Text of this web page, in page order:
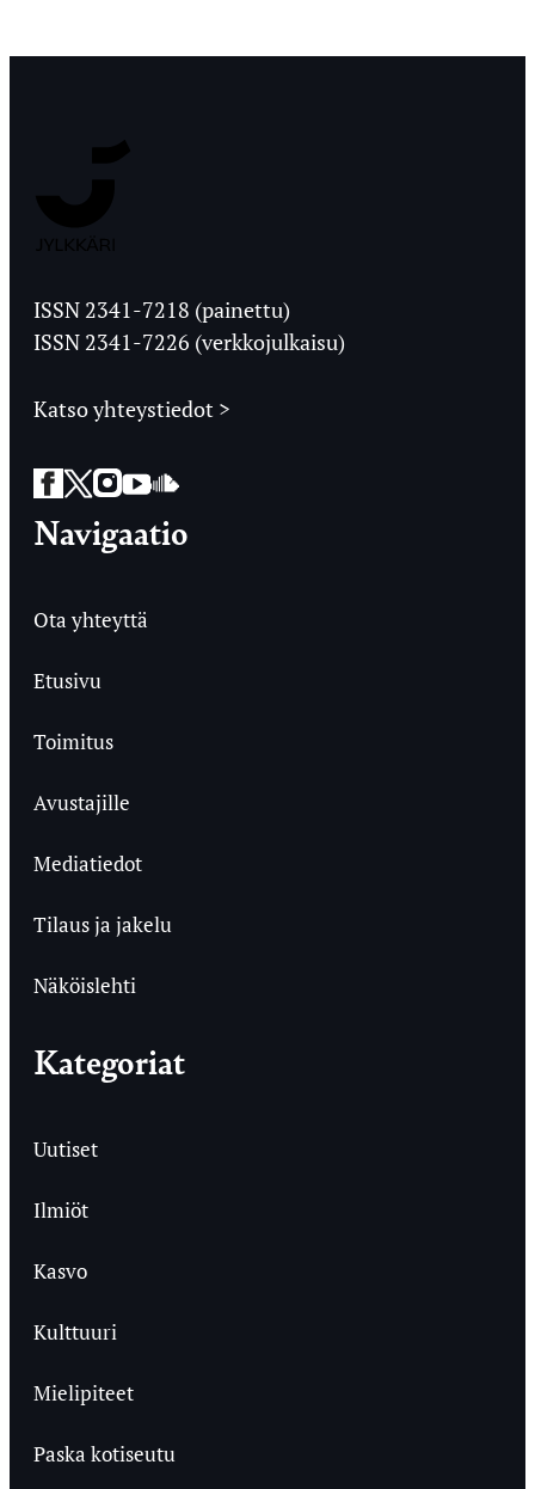
Ylioppilaslehti
ISSN 2341-7218 (painettu)
ISSN 2341-7226 (verkkojulkaisu)
Katso yhteystiedot >
Facebook
Twitter
Instagram
YouTube
SoundCloud
Navigaatio
Ota yhteyttä
Etusivu
Toimitus
Avustajille
Mediatiedot
Tilaus ja jakelu
Näköislehti
Kategoriat
Uutiset
Ilmiöt
Kasvo
Kulttuuri
Mielipiteet
Paska kotiseutu